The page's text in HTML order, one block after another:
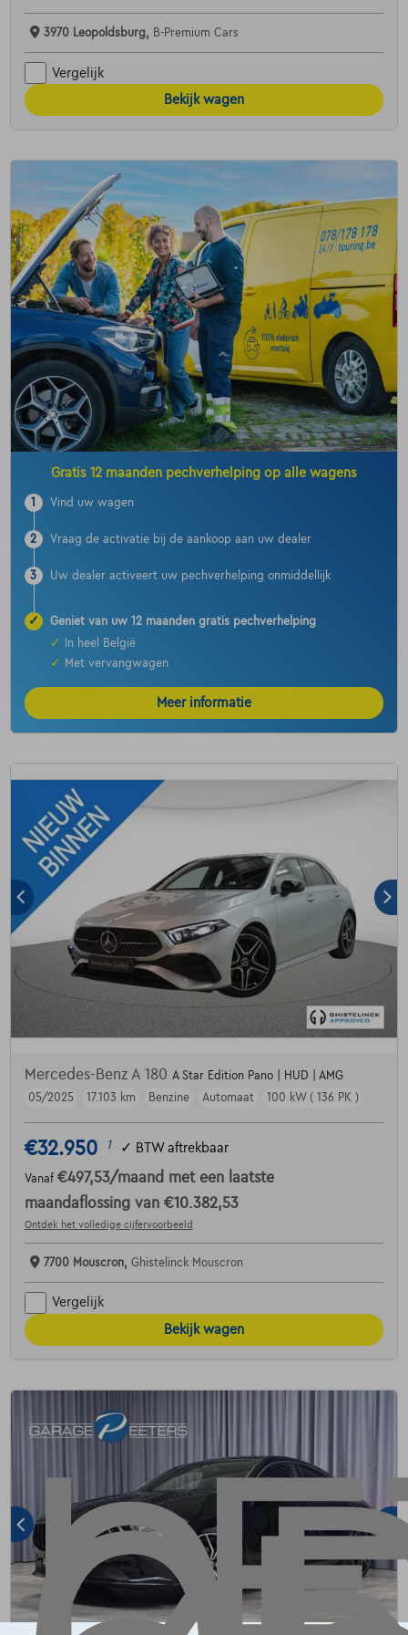
3970 Leopoldsburg, B-Premium Cars
Vergelijk
Bekijk wagen
Gratis 12 maanden pechverhelping op alle wagens
1 Vind uw wagen
2 Vraag de activatie bij de aankoop aan uw dealer
3 Uw dealer activeert uw pechverhelping onmiddellijk
✓
Geniet van uw 12 maanden gratis pechverhelping
✓
In heel België
✓
Met vervangwagen
Meer informatie
Mercedes-Benz A 180 A Star Edition Pano | HUD | AMG
05/2025
17.103 km Benzine Automaat 100 kW ( 136 PK )
€32.950 1 ✓ BTW aftrekbaar
Vanaf €497,53/maand met een laatste
maandaflossing van €10.382,53
Ontdek het volledige cijfervoorbeeld
7700 Mouscron, Ghistelinck Mouscron
Vergelijk
Bekijk wagen